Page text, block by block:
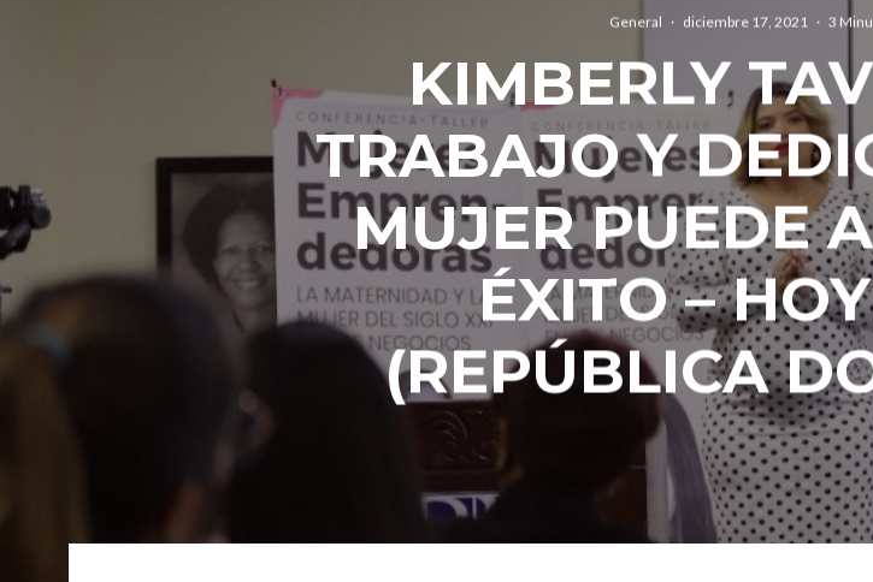
General · diciembre 17, 2021 · 3
KIMBERLY
TRABAJO Y
MUJER PUEDE
ÉXITO –
(REPÚBLICA